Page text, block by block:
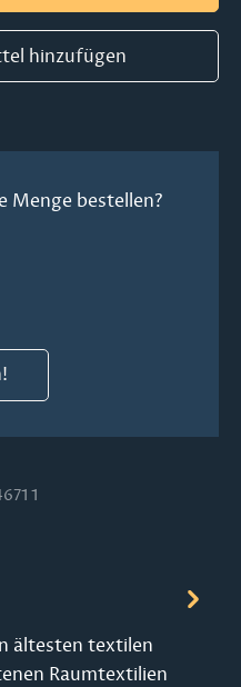
hinzufügen
Menge bestellen?
1
ältesten textilen
Raumtextilien